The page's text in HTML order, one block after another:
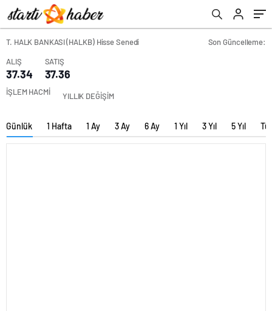
T. HALK BANKASI (HALKB) Hisse Senedi
Son Güncelleme:
ALIŞ
37.34
SATIŞ
37.36
İŞLEM HACMİ YILLIK DEĞİŞİM
Günlük 1 Hafta 1 Ay 3 Ay 6 Ay 1 Yıl 3 Yıl 5 Yıl